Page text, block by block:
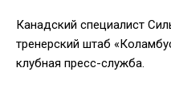
Канадский специалист
тренерский штаб
клубная пресс-служба.